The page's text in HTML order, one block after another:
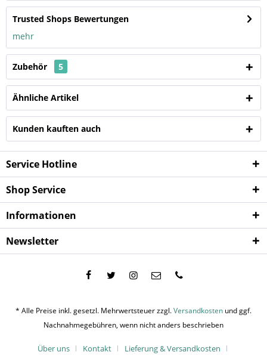
Trusted Shops Bewertungen
mehr
Zubehör 5
Ähnliche Artikel
Kunden kauften auch
Service Hotline
Shop Service
Informationen
Newsletter
* Alle Preise inkl. gesetzl. Mehrwertsteuer zzgl.Versandkosten und ggf.
Nachnahmegebühren, wenn nicht anders beschrieben
Über uns Kontakt Lieferung & Versandkosten